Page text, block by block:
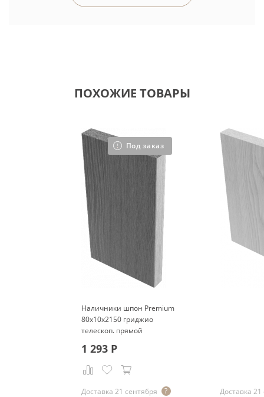
ПОХОЖИЕ ТОВАРЫ
Под заказ
Наличники шпон Premium
80x10x2150 гриджио
телескоп. прямой
1 293Р
Доставка 21 сентября Доставка 21